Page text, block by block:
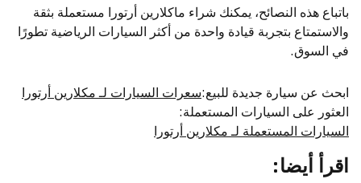
باتباع هذه النصائح، يمكنك شراء ماكلارين أرتورا مستعملة بثقة
والاستمتاع بتجربة قيادة واحدة من أكثر السيارات الرياضية تطورًا
في السوق.
ابحث عن سيارة جديدة للبيع:سعرات السيارات لـ مكلارين أرتورا
العثور على السيارات المستعملة:
السيارات المستعملة لـ مكلارين أرتورا
اقرأ أيضا: